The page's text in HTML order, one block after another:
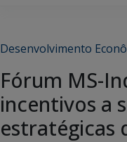
Desenvolvimento
Fórum MS-
incentivos a
estratégicas